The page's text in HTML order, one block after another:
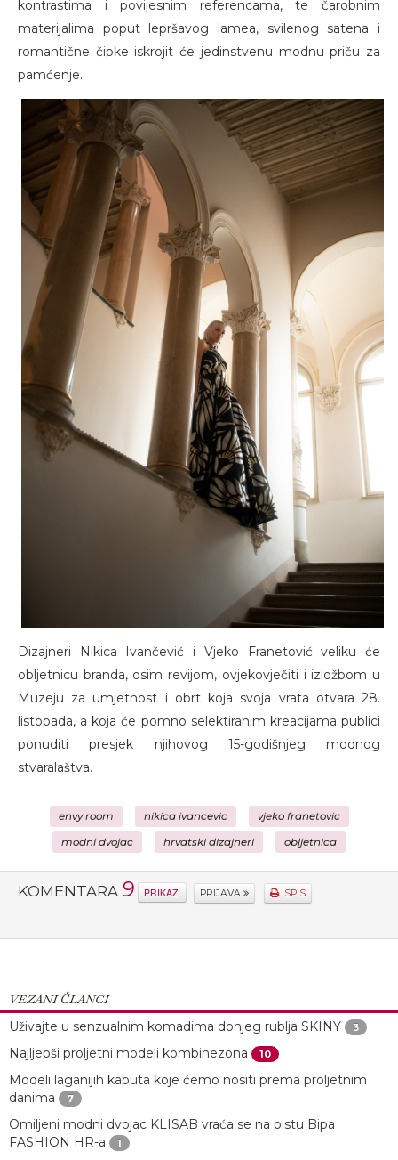
kontrastima i povijesnim referencama, te čarobnim
materijalima poput lepršavog lamea, svilenog satena i
romantične čipke iskrojit će jedinstvenu modnu priču za
pamćenje.
Dizajneri Nikica Ivančević i Vjeko Franetović veliku će
obljetnicu branda, osim revijom, ovjekovječiti i izložbom u
Muzeju za umjetnost i obrt koja svoja vrata otvara 28.
listopada, a koja će pomno selektiranim kreacijama publici
ponuditi presjek njihovog 15-godišnjeg modnog
stvaralaštva.
envy room nikica ivancevic vjeko franetovic
modni dvojac hrvatski dizajneri obljetnica
KOMENTARA 9 PRIKAŽI PRIJAVA ISPIS
VEZANI ČLANCI
Uživajte u senzualnim komadima donjeg rublja SKINY
3
Najljepši proljetni modeli kombinezona 10
Modeli laganijih kaputa koje ćemo nositi prema proljetnim
danima
7
Omiljeni modni dvojac KLISAB vraća se na pistu Bipa
FASHION HR-a
1